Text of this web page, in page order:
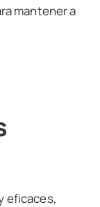
mantener a
eficaces,